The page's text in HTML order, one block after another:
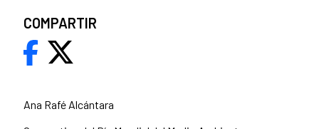
Ana Rafé Alcántara
COMPARTIR